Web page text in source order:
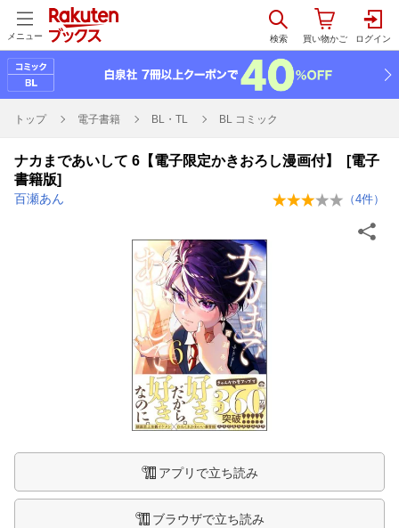
メニュー
トップ 電子書籍 BL・TL BL コミック
ナカまであいして 6【電子限定かきおろし漫画付】 [電子
書籍版]
百瀬あん （4件）
アプリで立ち読み
ブラウザで立ち読み